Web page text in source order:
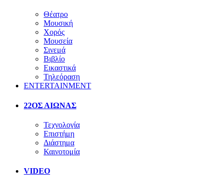
Θέατρο
Μουσική
Χορός
Μουσεία
Σινεμά
Βιβλίο
Εικαστικά
Τηλεόραση
ENTERTAINMENT
22ΟΣ ΑΙΩΝΑΣ
Τεχνολογία
Επιστήμη
Διάστημα
Καινοτομία
VIDEO